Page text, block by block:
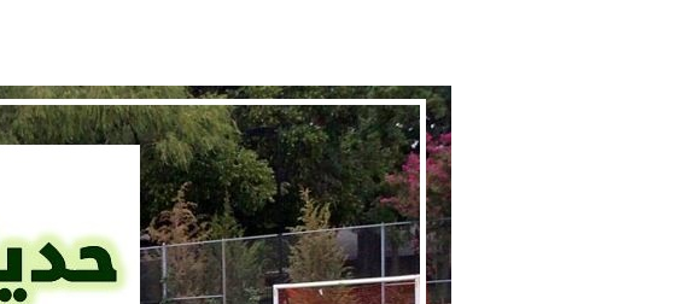
أسعار
العشب
الصناعي
للملاعب
|
0560048269